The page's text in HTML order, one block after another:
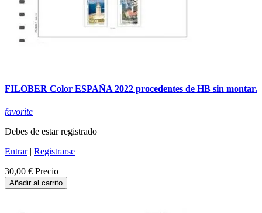
FILOBER Color ESPAÑA 2022 procedentes de HB sin montar.
favorite
Debes de estar registrado
Entrar| Registrarse
30,00 € Precio
Añadir al carrito